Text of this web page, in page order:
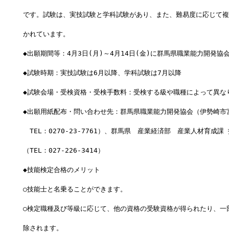
です。試験は、実技試験と学科試験があり、また、難易度に応じて
かれています。
◆出願期間等：4月3日(月)～4月14日(金)に群馬県職業能力開発協
◆試験時期：実技試験は6月以降、学科試験は7月以降
◆試験会場・受検資格・受検手数料：受検する級や職種によって異な
◆出願用紙配布・問い合わせ先：群馬県職業能力開発協会（伊勢崎市
TEL：0270-23-7761）、群馬県　産業経済部　産業人材育成課
（TEL：027-226-3414）
◆技能検定合格のメリット
○技能士と名乗ることができます。
○検定職種及び等級に応じて、他の資格の受験資格が得られたり、一
除されます。